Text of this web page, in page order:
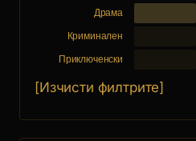
Драма
Криминален
Приключенски
[Изчисти филтрите]